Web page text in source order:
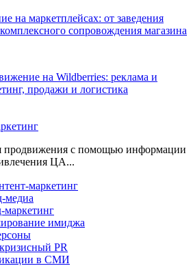
на маркетплейсах: от заведения
сопровождения магазина
на Wildberries: реклама и
продажи и логистика
продвижения с помощью информации
ЦА...
маркетинг
медиа
маркетинг
имиджа
PR
в СМИ